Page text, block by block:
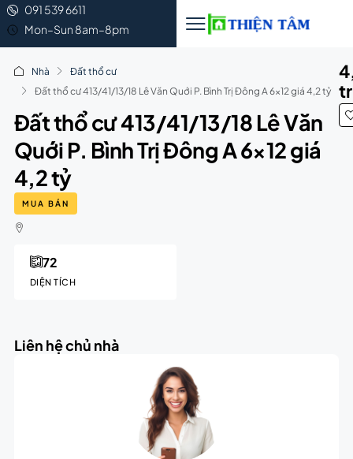
091 539 6611
Mon–Sun 8am–8pm
Nhà
Đất thổ cư
Đất thổ cư 413/41/13/18 Lê Văn Quới P. Bình Trị Đông A 6×12 giá 4,2 tỷ
Đất thổ cư 413/41/13/18 Lê Văn
Quới P. Bình Trị Đông A 6×12 giá
4,2 tỷ
MUA BÁN
DIỆN TÍCH
72
Liên hệ chủ nhà